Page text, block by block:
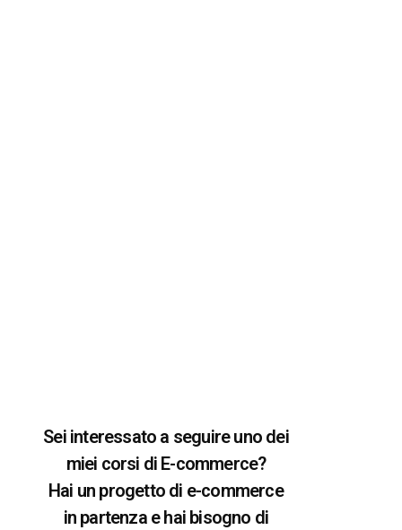
Sei interessato a seguire uno dei
miei corsi di E-commerce?
Hai un progetto di e-commerce
in partenza e hai bisogno di